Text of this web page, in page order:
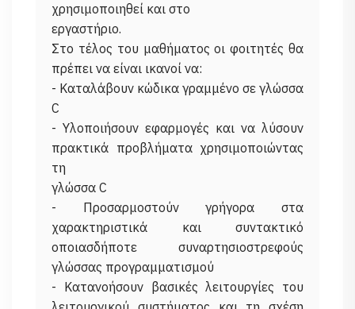
χρησιμοποιηθεί και στο
εργαστήριο.
Στο τέλος του μαθήματος οι φοιτητές θα
πρέπει να είναι ικανοί να:
- Καταλάβουν κώδικα γραμμένο σε γλώσσα
C
- Υλοποιήσουν εφαρμογές και να λύσουν
πρακτικά προβλήματα χρησιμοποιώντας
τη
γλώσσα C
- Προσαρμοστούν γρήγορα στα
χαρακτηριστικά και συντακτικό
οποιασδήποτε συναρτησιοστρεφούς
γλώσσας προγραμματισμού
- Κατανοήσουν βασικές λειτουργίες του